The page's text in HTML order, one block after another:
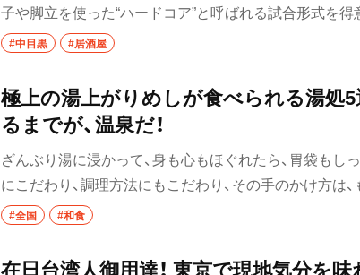
子や脚立を使った“ハードコア”と呼ばれる試合形式を得
いぶりで「ハードコアクイーン」の異名をほしいままにす
場――今回は、池尻大橋と中目黒の間にある『メシ酒場
#中目黒 #居酒屋
極上の湯上がりめしが食べられる湯処
るまでが、温泉だ！
ざんぶり湯に浸かって、身も心もほぐれたら、胃袋もし
にこだわり、調理方法にもこだわり、その手のかけ方は
目当てに足を運びたくなる湯処を紹介します。
#全国 #和食
在日台湾人御用達！ 東京で現地気分を